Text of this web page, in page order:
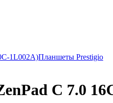
1L002A)Планшеты Prestigio
C 7.0